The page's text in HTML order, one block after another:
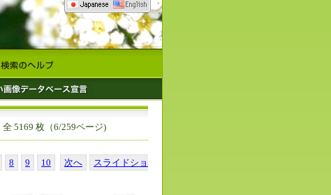
全 5169 枚（6/259ページ)
8 9 10 次へ
スライドショ